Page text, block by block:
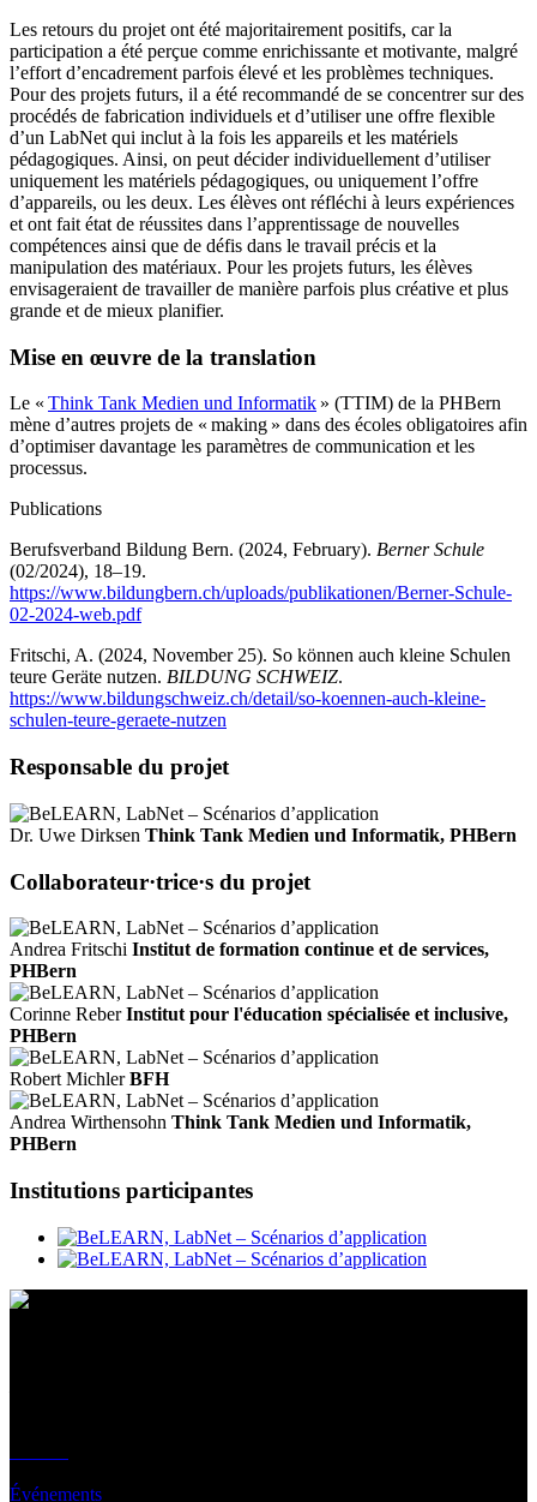
Les retours du projet ont été majoritairement positifs, car la
participation a été perçue comme enrichissante et motivante, malgré
l’effort d’encadrement parfois élevé et les problèmes techniques.
Pour des projets futurs, il a été recommandé de se concentrer sur des
procédés de fabrication individuels et d’utiliser une offre flexible
d’un LabNet qui inclut à la fois les appareils et les matériels
pédagogiques. Ainsi, on peut décider individuellement d’utiliser
uniquement les matériels pédagogiques, ou uniquement l’offre
d’appareils, ou les deux. Les élèves ont réfléchi à leurs expériences
et ont fait état de réussites dans l’apprentissage de nouvelles
compétences ainsi que de défis dans le travail précis et la
manipulation des matériaux. Pour les projets futurs, les élèves
envisageraient de travailler de manière parfois plus créative et plus
grande et de mieux planifier.
Mise en œuvre de la translation
Le « Think Tank Medien und Informatik » (TTIM) de la PHBern
mène d’autres projets de « making » dans des écoles obligatoires afin
d’optimiser davantage les paramètres de communication et les
processus.
Publications
Berufsverband Bildung Bern. (2024, February). Berner Schule
(02/2024), 18–19.
https://www.bildungbern.ch/uploads/publikationen/Berner-Schule-
02-2024-web.pdf
Fritschi, A. (2024, November 25). So können auch kleine Schulen
teure Geräte nutzen. BILDUNG SCHWEIZ.
https://www.bildungschweiz.ch/detail/so-koennen-auch-kleine-
schulen-teure-geraete-nutzen
Responsable du projet
Dr. Uwe Dirksen Think Tank Medien und Informatik, PHBern
Collaborateur·trice·s du projet
Andrea Fritschi Institut de formation continue et de services,
PHBern
Corinne Reber Institut pour l'éducation spécialisée et inclusive,
PHBern
Robert Michler BFH
Andrea Wirthensohn Think Tank Medien und Informatik,
PHBern
Institutions participantes
Événements